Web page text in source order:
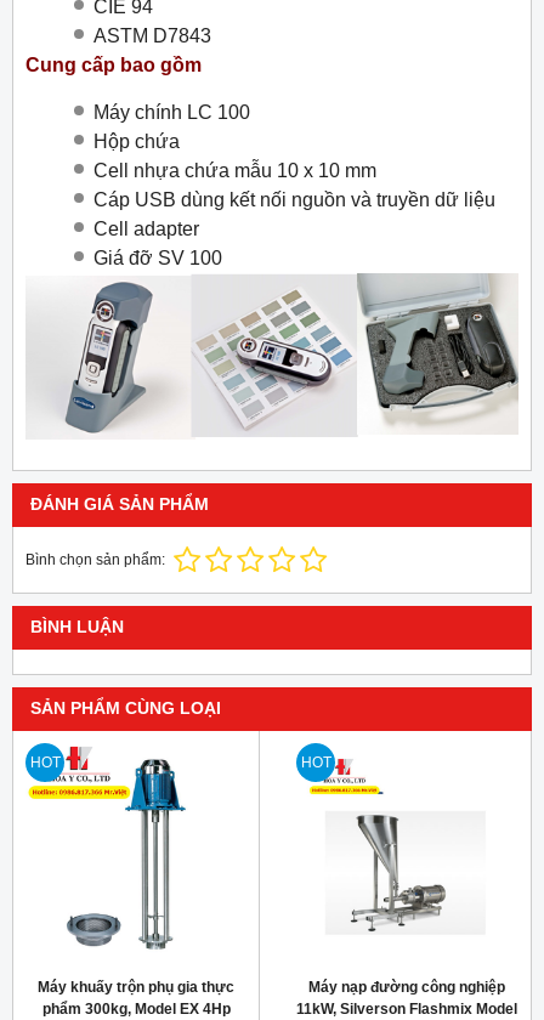
CIE 94
ASTM D7843
Cung cấp bao gồm
Máy chính LC 100
Hộp chứa
Cell nhựa chứa mẫu 10 x 10 mm
Cáp USB dùng kết nối nguồn và truyền dữ liệu
Cell adapter
Giá đỡ SV 100
ĐÁNH GIÁ SẢN PHẨM
Bình chọn sản phẩm:
BÌNH LUẬN
SẢN PHẨM CÙNG LOẠI
HOT
Máy khuấy trộn phụ gia thực
phẩm 300kg, Model EX 4Hp
HOT
Máy nạp đường công nghiệp
11kW, Silverson Flashmix Model